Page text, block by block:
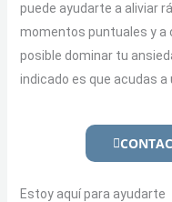
puede ayudarte a aliviar
momentos puntuales y a
posible dominar tu
indicado es que acudas
Estoy aquí para ayudarte